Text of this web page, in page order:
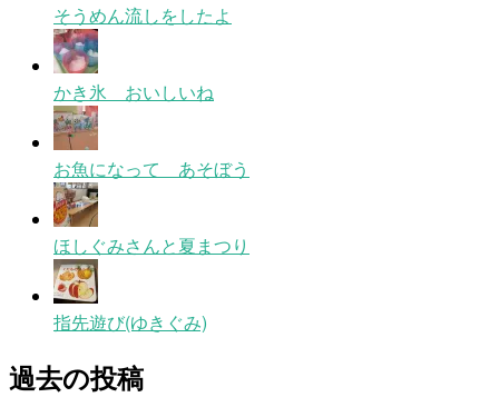
そうめん流しをしたよ
かき氷 おいしいね
お魚になって あそぼう
ほしぐみさんと夏まつり
指先遊び(ゆきぐみ)
過去の投稿